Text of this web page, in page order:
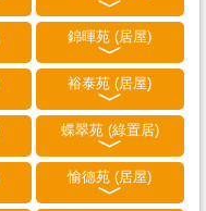
錦暉苑 (居屋)
裕泰苑 (居屋)
蝶翠苑 (綠置居)
愉德苑 (居屋)